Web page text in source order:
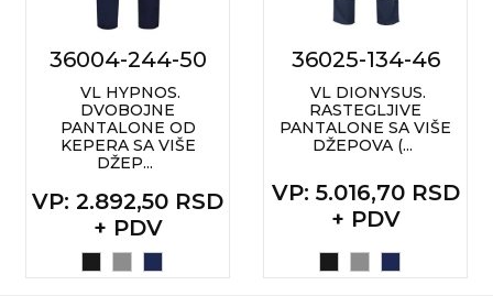
36004-244-50
VL HYPNOS.
DVOBOJNE
PANTALONE OD
KEPERA SA VIŠE
DŽEP...
VP: 2.892,50 RSD
+ PDV
36025-134-46
VL DIONYSUS.
RASTEGLJIVE
PANTALONE SA VIŠE
DŽEPOVA (...
VP: 5.016,70 RSD
+ PDV